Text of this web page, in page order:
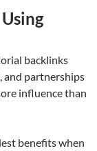
backlinks
and partnerships
influence than
benefits when